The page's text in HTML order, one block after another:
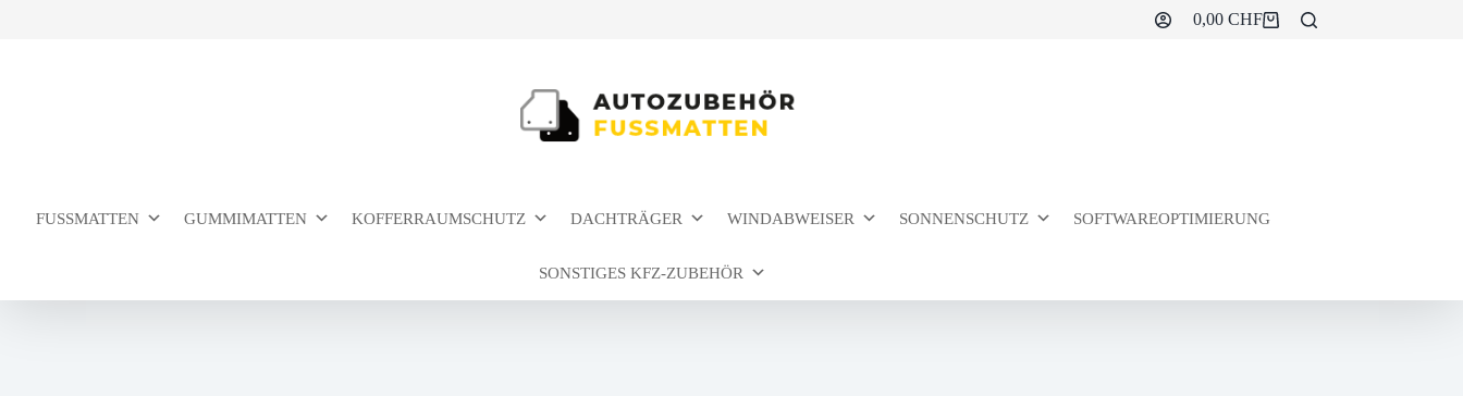
Warenkorb
0,00 CHF
FUSSMATTEN GUMMIMATTEN KOFFERRAUMSCHUTZ DACHTRÄGER WINDABWEISER SONNENSCHUTZ SOFTWAREOPTIMIERUNG
SONSTIGES KFZ-ZUBEHÖR